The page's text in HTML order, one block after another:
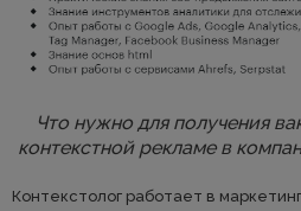
Что нужно для получения
контекстной рекламе в
Контекстолог работает в